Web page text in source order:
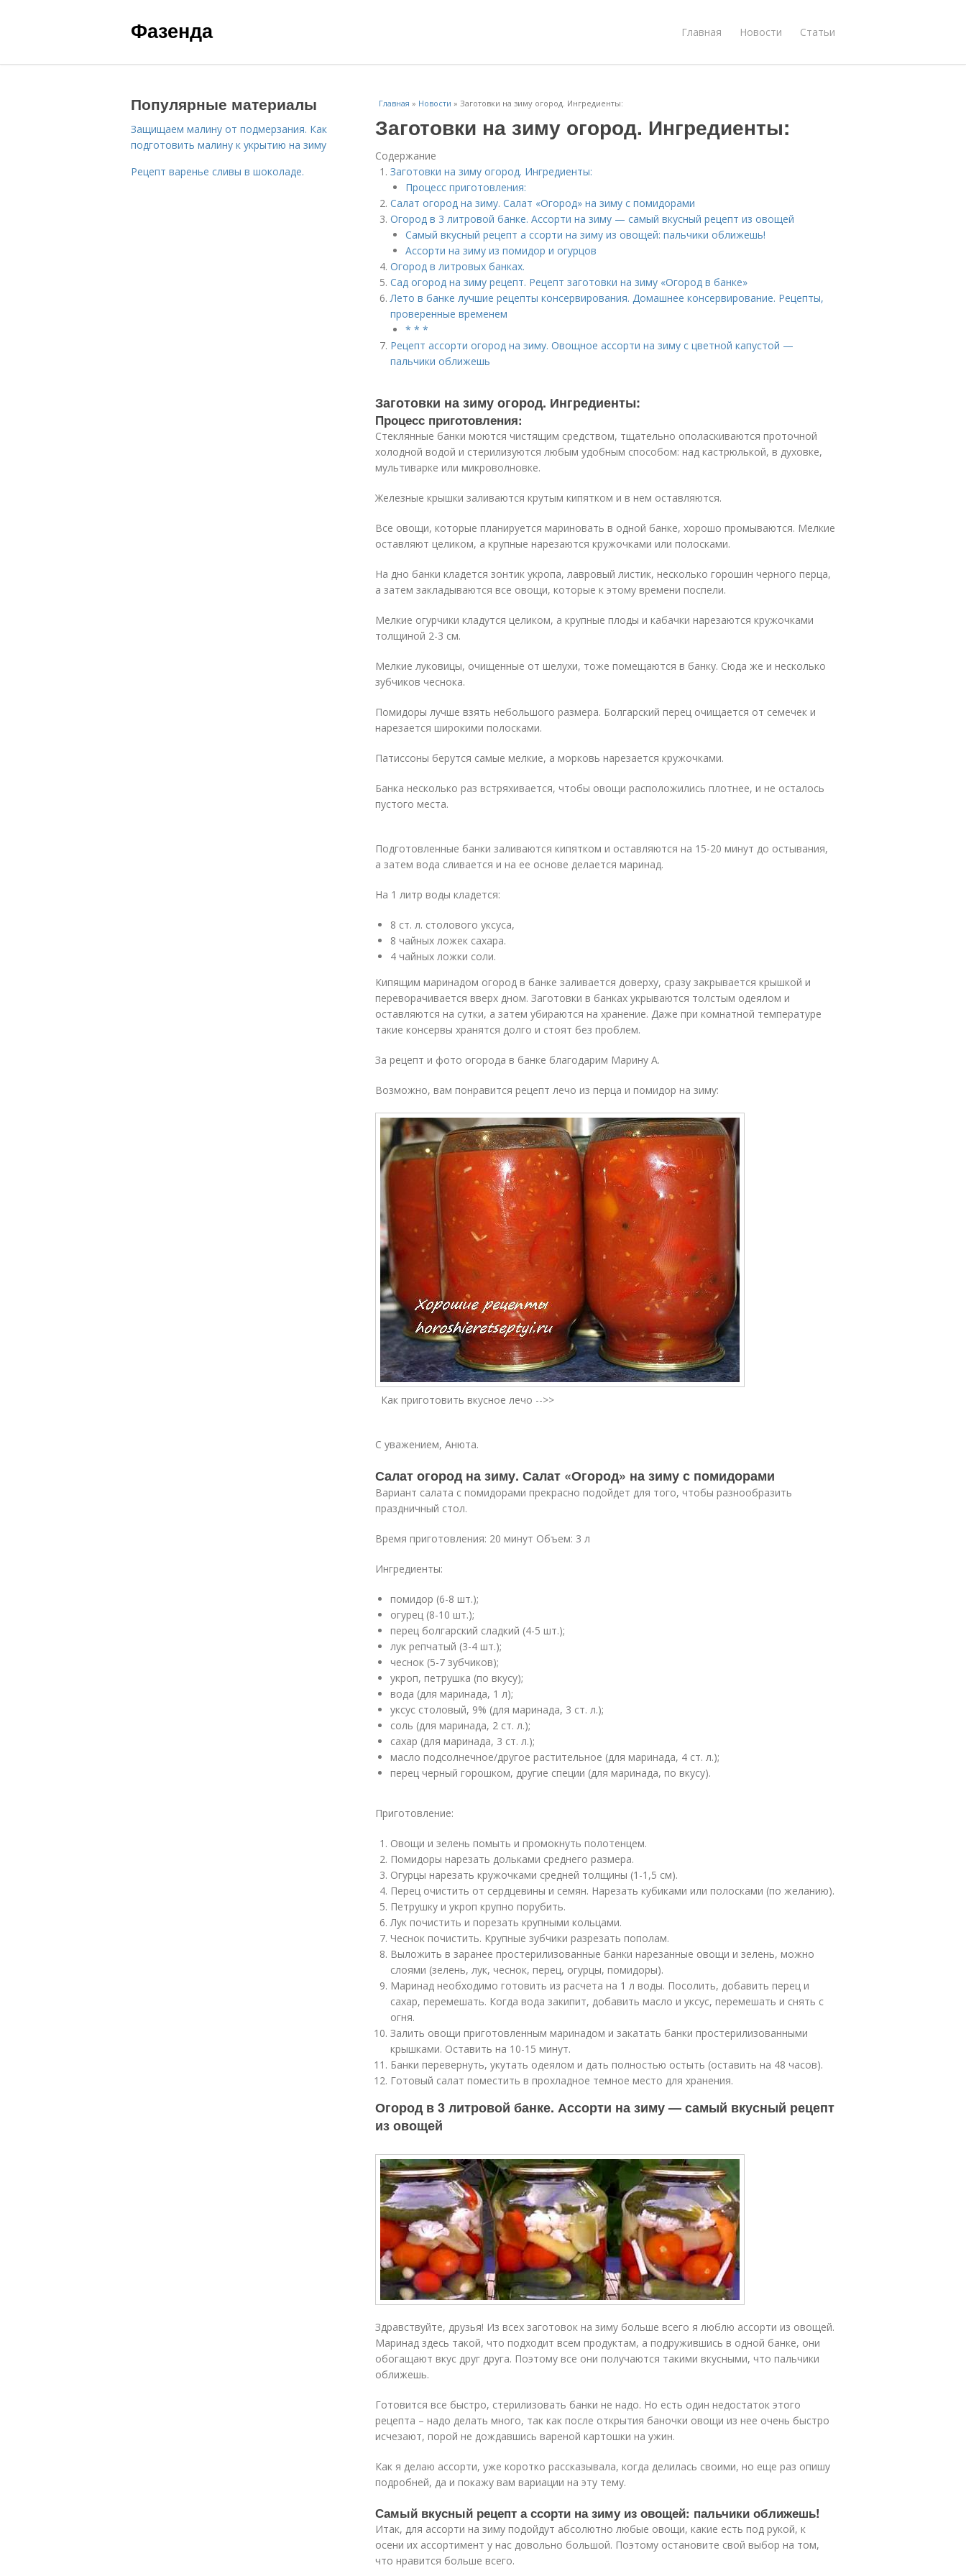
Фазенда Главная Новости Статьи
Главная » Новости » Заготовки на зиму огород. Ингредиенты:
Заготовки на зиму огород. Ингредиенты:
Содержание
Заготовки на зиму огород. Ингредиенты:
Процесс приготовления:
Салат огород на зиму. Салат «Огород» на зиму с помидорами
Огород в 3 литровой банке. Ассорти на зиму — самый вкусный рецепт из овощей
Самый вкусный рецепт а ссорти на зиму из овощей: пальчики оближешь!
Ассорти на зиму из помидор и огурцов
Огород в литровых банках.
Сад огород на зиму рецепт. Рецепт заготовки на зиму «Огород в банке»
Лето в банке лучшие рецепты консервирования. Домашнее консервирование. Рецепты,
проверенные временем
* * *
Рецепт ассорти огород на зиму. Овощное ассорти на зиму с цветной капустой —
пальчики оближешь
Заготовки на зиму огород. Ингредиенты:
Процесс приготовления:
Стеклянные банки моются чистящим средством, тщательно ополаскиваются проточной
холодной водой и стерилизуются любым удобным способом: над кастрюлькой, в духовке,
мультиварке или микроволновке.
Железные крышки заливаются крутым кипятком и в нем оставляются.
Все овощи, которые планируется мариновать в одной банке, хорошо промываются. Мелкие
оставляют целиком, а крупные нарезаются кружочками или полосками.
На дно банки кладется зонтик укропа, лавровый листик, несколько горошин черного перца,
а затем закладываются все овощи, которые к этому времени поспели.
Мелкие огурчики кладутся целиком, а крупные плоды и кабачки нарезаются кружочками
толщиной 2-3 см.
Мелкие луковицы, очищенные от шелухи, тоже помещаются в банку. Сюда же и несколько
зубчиков чеснока.
Помидоры лучше взять небольшого размера. Болгарский перец очищается от семечек и
нарезается широкими полосками.
Патиссоны берутся самые мелкие, а морковь нарезается кружочками.
Банка несколько раз встряхивается, чтобы овощи расположились плотнее, и не осталось
пустого места.
Подготовленные банки заливаются кипятком и оставляются на 15-20 минут до остывания,
а затем вода сливается и на ее основе делается маринад.
На 1 литр воды кладется:
8 ст. л. столового уксуса,
8 чайных ложек сахара.
4 чайных ложки соли.
Кипящим маринадом огород в банке заливается доверху, сразу закрывается крышкой и
переворачивается вверх дном. Заготовки в банках укрываются толстым одеялом и
оставляются на сутки, а затем убираются на хранение. Даже при комнатной температуре
такие консервы хранятся долго и стоят без проблем.
За рецепт и фото огорода в банке благодарим Марину А.
Возможно, вам понравится рецепт лечо из перца и помидор на зиму:
Как приготовить вкусное лечо -->>
С уважением, Анюта.
Салат огород на зиму. Салат «Огород» на зиму с помидорами
Вариант салата с помидорами прекрасно подойдет для того, чтобы разнообразить
праздничный стол.
Время приготовления: 20 минут Объем: 3 л
Ингредиенты:
помидор (6-8 шт.);
огурец (8-10 шт.);
перец болгарский сладкий (4-5 шт.);
лук репчатый (3-4 шт.);
чеснок (5-7 зубчиков);
укроп, петрушка (по вкусу);
вода (для маринада, 1 л);
уксус столовый, 9% (для маринада, 3 ст. л.);
соль (для маринада, 2 ст. л.);
сахар (для маринада, 3 ст. л.);
масло подсолнечное/другое растительное (для маринада, 4 ст. л.);
перец черный горошком, другие специи (для маринада, по вкусу).
Приготовление:
Овощи и зелень помыть и промокнуть полотенцем.
Помидоры нарезать дольками среднего размера.
Огурцы нарезать кружочками средней толщины (1-1,5 см).
Перец очистить от сердцевины и семян. Нарезать кубиками или полосками (по желанию).
Петрушку и укроп крупно порубить.
Лук почистить и порезать крупными кольцами.
Чеснок почистить. Крупные зубчики разрезать пополам.
Выложить в заранее простерилизованные банки нарезанные овощи и зелень, можно
слоями (зелень, лук, чеснок, перец, огурцы, помидоры).
Маринад необходимо готовить из расчета на 1 л воды. Посолить, добавить перец и
сахар, перемешать. Когда вода закипит, добавить масло и уксус, перемешать и снять с
огня.
Залить овощи приготовленным маринадом и закатать банки простерилизованными
крышками. Оставить на 10-15 минут.
Банки перевернуть, укутать одеялом и дать полностью остыть (оставить на 48 часов).
Готовый салат поместить в прохладное темное место для хранения.
Огород в 3 литровой банке. Ассорти на зиму — самый вкусный рецепт
из овощей
Здравствуйте, друзья! Из всех заготовок на зиму больше всего я люблю ассорти из овощей.
Маринад здесь такой, что подходит всем продуктам, а подружившись в одной банке, они
обогащают вкус друг друга. Поэтому все они получаются такими вкусными, что пальчики
оближешь.
Готовится все быстро, стерилизовать банки не надо. Но есть один недостаток этого
рецепта – надо делать много, так как после открытия баночки овощи из нее очень быстро
исчезают, порой не дождавшись вареной картошки на ужин.
Как я делаю ассорти, уже коротко рассказывала, когда делилась своими, но еще раз опишу
подробней, да и покажу вам вариации на эту тему.
Самый вкусный рецепт а ссорти на зиму из овощей: пальчики оближешь!
Итак, для ассорти на зиму подойдут абсолютно любые овощи, какие есть под рукой, к
осени их ассортимент у нас довольно большой. Поэтому остановите свой выбор на том,
что нравится больше всего.
Популярные материалы
Защищаем малину от подмерзания. Как
подготовить малину к укрытию на зиму
Рецепт варенье сливы в шоколаде.